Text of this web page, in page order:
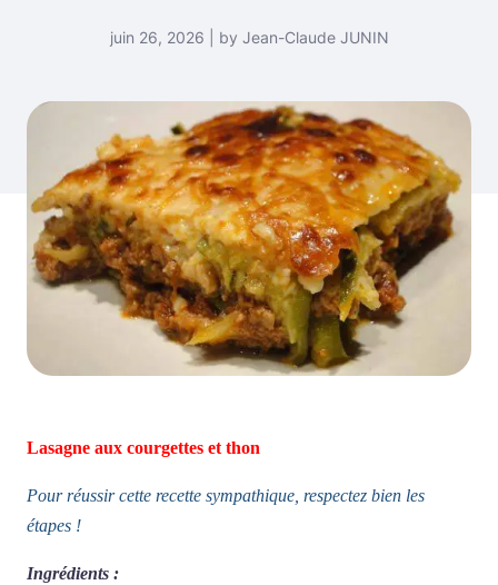
juin 26, 2026 | by Jean-Claude JUNIN
Lasagne aux courgettes et thon
Pour réussir cette recette sympathique, respectez bien les
étapes !
Ingrédients :